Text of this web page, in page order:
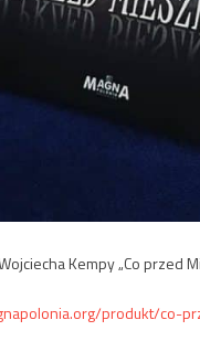
Kempy „Co przed
produkt/co-